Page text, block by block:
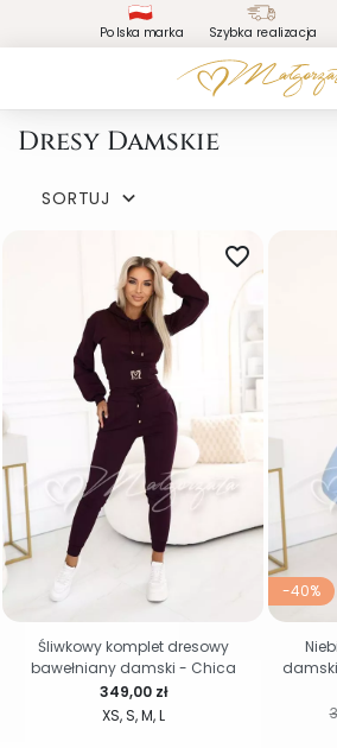
Polska marka Szybka realizacja
Dresy Damskie
SORTUJ 
XS S M L
favorite_border
Cena
349,00 zł
Śliwkowy komplet dresowy
bawełniany damski - Chica
-40%